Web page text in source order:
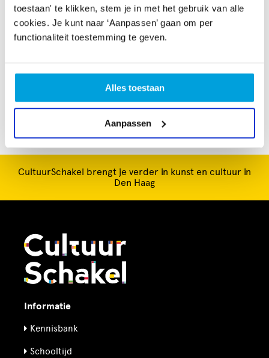
toestaan' te klikken, stem je in met het gebruik van alle
cookies. Je kunt naar ‘Aanpassen’ gaan om per
functionaliteit toestemming te geven.
Alles toestaan
Aanpassen
We repeteren iedere donderdagavond in de Engelse
Kerk. U bent daar van harte welkom om kennis met ons
te maken, we zoeken regelmatig aanvulling bij alle
stemgroepen. Bezoek onze website voor meer
informatie.
CultuurSchakel brengt je verder in kunst en cultuur in
Den Haag
Informatie
Kennisbank
Schooltijd